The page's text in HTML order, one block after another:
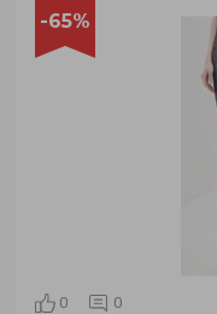
-65%
0 0